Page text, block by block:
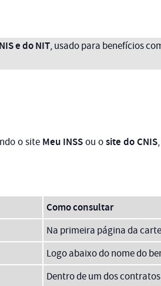
e do NIT, usado para benefícios
o site Meu INSSou osite do CNIS
Como consultar
Na primeira página da
Logo abaixo do nome do
Dentro de um dos